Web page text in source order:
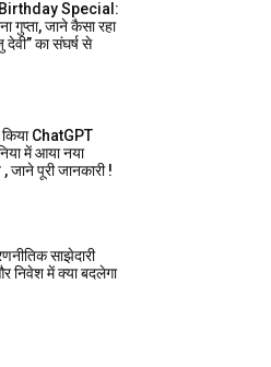
Special:
गुप्ता, जाने कैसा रहा
का संघर्ष से
ChatGPT
में आया नया
जाने पूरी जानकारी !
साझेदारी
निवेश में क्या बदलेगा